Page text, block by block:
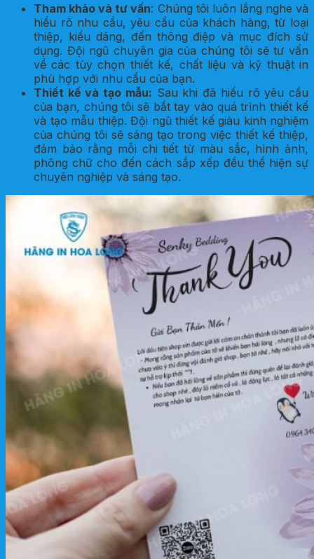
Tham khảo và tư vấn: Chúng tôi luôn lắng nghe và
hiểu rõ nhu cầu, yêu cầu của khách hàng, từ loại
thiệp, kiểu dáng, đến thông điệp và mục đích sử
dụng. Đội ngũ chuyên gia của chúng tôi sẽ tư vấn
về các tùy chọn thiết kế, chất liệu và kỹ thuật in
phù hợp với nhu cầu của bạn.
Thiết kế và tạo mẫu: Sau khi đã hiểu rõ yêu cầu
của bạn, chúng tôi sẽ bắt tay vào quá trình thiết kế
và tạo mẫu thiệp. Đội ngũ thiết kế giàu kinh nghiệm
của chúng tôi sẽ sáng tạo trong việc thiết kế thiệp,
đảm bảo rằng mỗi chi tiết từ màu sắc, hình ảnh,
phông chữ cho đến cách sắp xếp đều thể hiện sự
chuyên nghiệp và sáng tạo.